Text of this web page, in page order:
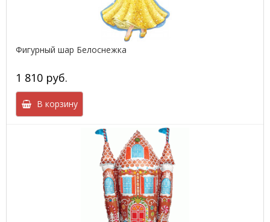
Фигурный шар Белоснежка
1 810 руб.
В корзину